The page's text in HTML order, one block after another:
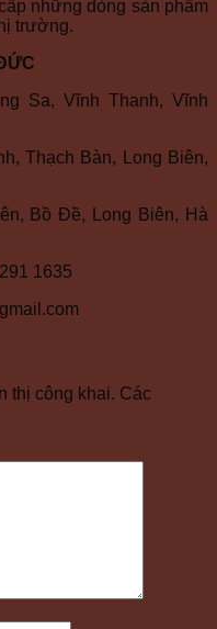
những dòng sản phẩm
trường.
Sa, Vĩnh Thanh, Vĩnh
Thạch Bàn, Long Biên,
Bồ Đề, Long Biên, Hà
1635
thị công khai. Các